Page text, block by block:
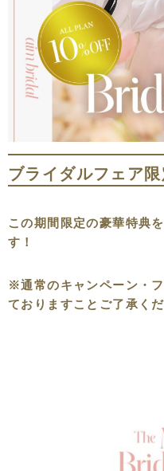
ブライダルフェア
この期間限定の豪華特典
す！
※通常のキャンペーン・
ておりますことご了承くだ